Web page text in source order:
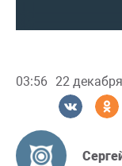
03:56 22